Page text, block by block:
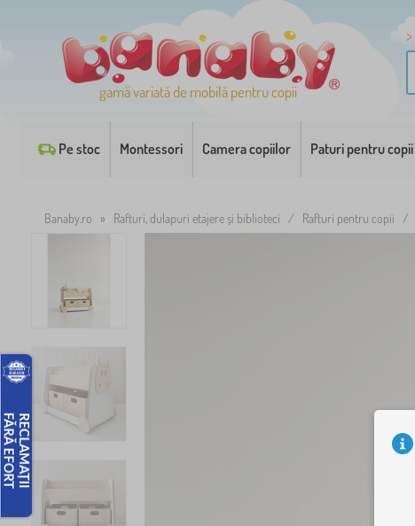
gamă variată de mobilă pentru copii
Pe stoc Montessori Camera copiilor Paturi pentru copii
Banaby.ro » Rafturi, dulapuri etajere și biblioteci / Rafturi pentru copii /